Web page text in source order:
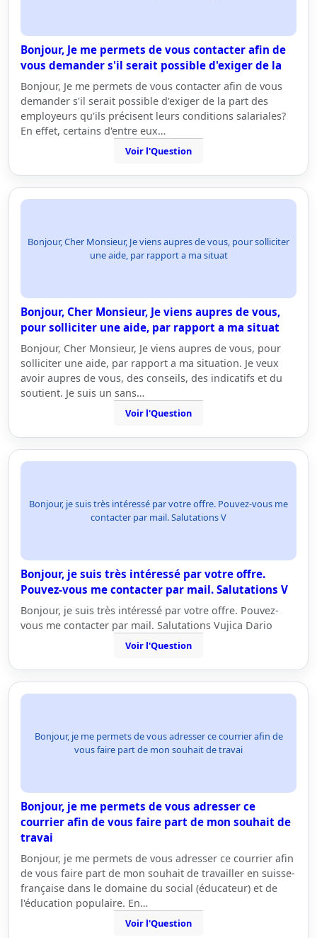
Bonjour, Je me permets de vous contacter afin de
vous demander s'il serait possible d'exiger de la
Bonjour, Je me permets de vous contacter afin de vous
demander s'il serait possible d'exiger de la part des
employeurs qu'ils précisent leurs conditions salariales?
En effet, certains d'entre eux…
Voir l'Question
Bonjour, Cher Monsieur, Je viens aupres de vous, pour solliciter
une aide, par rapport a ma situat
Bonjour, Cher Monsieur, Je viens aupres de vous,
pour solliciter une aide, par rapport a ma situat
Bonjour, Cher Monsieur, Je viens aupres de vous, pour
solliciter une aide, par rapport a ma situation. Je veux
avoir aupres de vous, des conseils, des indicatifs et du
soutient. Je suis un sans…
Voir l'Question
Bonjour, je suis très intéressé par votre offre. Pouvez-vous me
contacter par mail. Salutations V
Bonjour, je suis très intéressé par votre offre.
Pouvez-vous me contacter par mail. Salutations V
Bonjour, je suis très intéressé par votre offre. Pouvez-
vous me contacter par mail. Salutations Vujica Dario
Voir l'Question
Bonjour, je me permets de vous adresser ce courrier afin de
vous faire part de mon souhait de travai
Bonjour, je me permets de vous adresser ce
courrier afin de vous faire part de mon souhait de
travai
Bonjour, je me permets de vous adresser ce courrier afin
de vous faire part de mon souhait de travailler en suisse-
française dans le domaine du social (éducateur) et de
l'éducation populaire. En…
Voir l'Question